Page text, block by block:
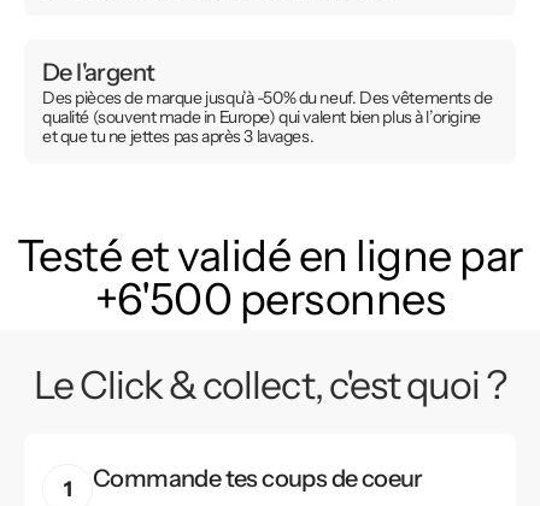
De l'argent
Des pièces de marque jusqu’à -50% du neuf. Des vêtements de
qualité (souvent made in Europe) qui valent bien plus à l’origine
et que tu ne jettes pas après 3 lavages.
Testé et validé en ligne par
+6'500 personnes
Le Click & collect, c'est quoi ?
Commande tes coups de coeur